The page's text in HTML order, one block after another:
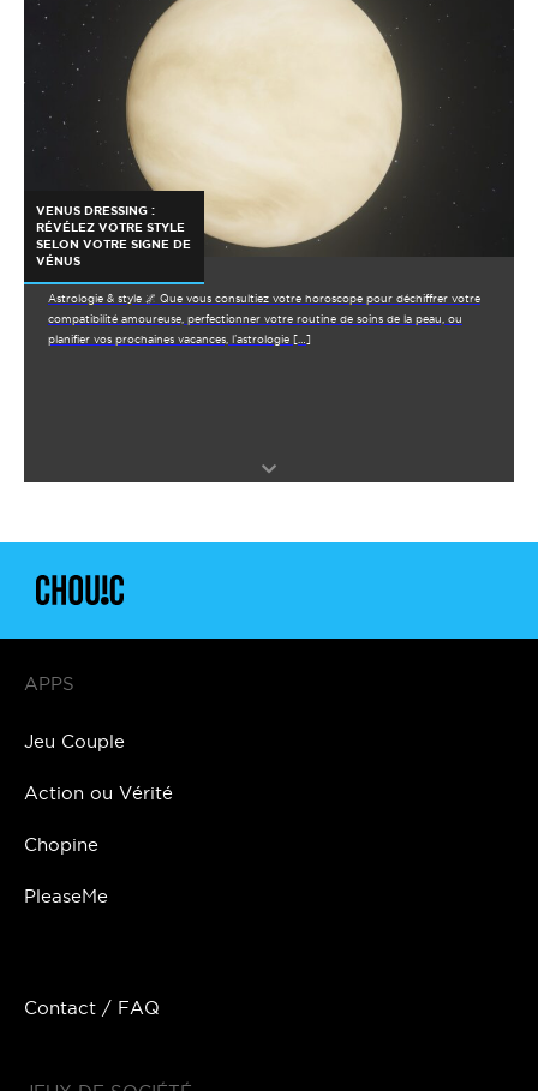
VENUS DRESSING :
RÉVÉLEZ VOTRE STYLE
SELON VOTRE SIGNE DE
VÉNUS
Astrologie & style ️🌌 Que vous consultiez votre horoscope pour déchiffrer votre
compatibilité amoureuse, perfectionner votre routine de soins de la peau, ou
planifier vos prochaines vacances, l’astrologie […]
APPS
Jeu Couple
Action ou Vérité
Chopine
PleaseMe
Contact / FAQ